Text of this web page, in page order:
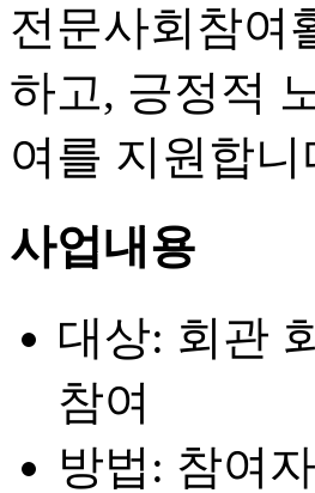
전문사회참여
하고, 긍정적
여를 지원합니
사업내용
대상: 회관
참여
방법: 참여